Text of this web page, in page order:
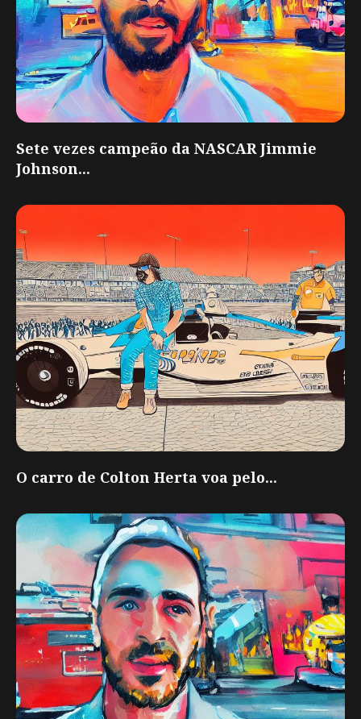
Sete vezes campeão da NASCAR Jimmie
Johnson...
O carro de Colton Herta voa pelo...